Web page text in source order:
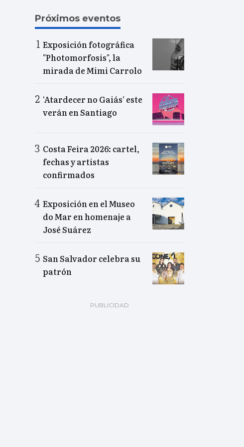
Próximos eventos
Exposición fotográfica
"Photomorfosis", la
mirada de Mimi Carrolo
‘Atardecer no Gaiás’ este
verán en Santiago
Costa Feira 2026: cartel,
fechas y artistas
confirmados
Exposición en el Museo
do Mar en homenaje a
José Suárez
San Salvador celebra su
patrón